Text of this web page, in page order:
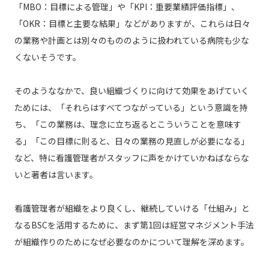
「MBO：目標による管理」や「KPI：重要業績評価指標」、
「OKR：目標と主要な結果」などがありますが、これらは日々
の業務や計画とは別々のもののように扱われている病院も少な
くないそうです。
そのようななかで、良い組織づくりに向けて効果をあげていく
ためには、「それらはすべてつながっている」という意識を持
ち、「この業務は、理念に立ち返るとこういうことを意味す
る」「この目標に則ると、日々の業務の見直しが必要になる」
など、特に看護管理者がスタッフに声をかけていかねばならな
いと著者は言います。
看護管理者が組織をより良くし、継続していける「仕組み」と
なるBSCを活用するために、まず第1回は経営マネジメント手法
が組織作りのためになぜ必要なのかについて理解を深めます。